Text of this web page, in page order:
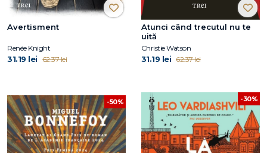
Avertisment
Renée Knight
31.19 lei 62.37 lei
Atunci când trecutul nu te
uită
Christie Watson
31.19 lei 62.37 lei
-50% -30%